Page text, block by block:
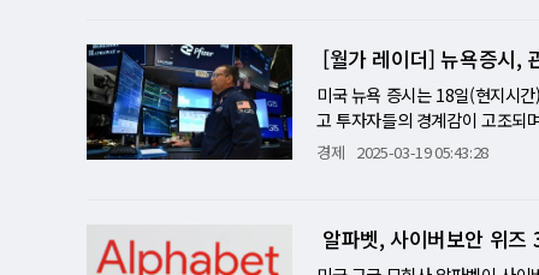
자들이 "연준이 금리를 인하할
현재 뉴욕 증시는 '9월 금리 인
가라는 부담, 그리고 연준과의
위험한 베팅을 이어가는 중이다.
조치다. 캐나다에는 35%, 브라
0%의 패널티성 관세가 추가 부
점화로 받아들였다. 트럼프는
까지 더해지며 위험 회피 심리
약화됐고, 매크로 리스크는 커
할 것"이라고 경고한 뒤 2.5%
고 언급한 대목은 투자심리에
예상외로 위축됐다는 소식은 경
해주기 때문이다. 현재 랠리는
결될 것’이라는 낙관론이라는
는 매우 취약하다. 도널드 트럼
전략가는 "만약 무역 협상 진전
경고했다. 그의 지적은 현재 랠
널리스트 길 루리아는 매수가격
는 "구글이 기업고객 확보에서
일련의 서비스를 제공할 수 있
막아왔지만 도널드 트럼프 미국
키우고 있다.
[월가 레이더] 뉴욕증시,
미국 뉴욕 증시는 18일(현지시
고 투자자들의 경계감이 고조되
41,581.31에 거래를 마쳤다. 스
고 하락세를 보였다. 한편, 미국
경제 2025-03-19 05:43:28
알파벳, 사이버보안 위즈